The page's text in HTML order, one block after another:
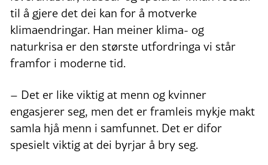
til å gjere det dei kan for å motverke
klimaendringar. Han meiner klima- og
naturkrisa er den største utfordringa vi står
framfor i moderne tid.
– Det er like viktig at menn og kvinner
engasjerer seg, men det er framleis mykje makt
samla hjå menn i samfunnet. Det er difor
spesielt viktig at dei byrjar å bry seg.